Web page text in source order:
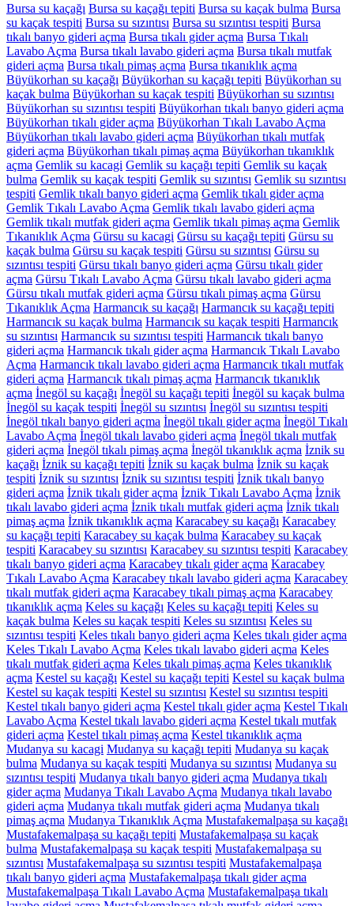
Bursa su kaçağı Bursa su kaçağı tepiti Bursa su kaçak bulma Bursa
su kaçak tespiti Bursa su sızıntısı Bursa su sızıntısı tespiti Bursa
tıkalı banyo gideri açma Bursa tıkalı gider açma Bursa Tıkalı
Lavabo Açma Bursa tıkalı lavabo gideri açma Bursa tıkalı mutfak
gideri açma Bursa tıkalı pimaş açma Bursa tıkanıklık açma
Büyükorhan su kaçağı Büyükorhan su kaçağı tepiti Büyükorhan su
kaçak bulma Büyükorhan su kaçak tespiti Büyükorhan su sızıntısı
Büyükorhan su sızıntısı tespiti Büyükorhan tıkalı banyo gideri açma
Büyükorhan tıkalı gider açma Büyükorhan Tıkalı Lavabo Açma
Büyükorhan tıkalı lavabo gideri açma Büyükorhan tıkalı mutfak
gideri açma Büyükorhan tıkalı pimaş açma Büyükorhan tıkanıklık
açma Gemlik su kacagi Gemlik su kaçağı tepiti Gemlik su kaçak
bulma Gemlik su kaçak tespiti Gemlik su sızıntısı Gemlik su sızıntısı
tespiti Gemlik tıkalı banyo gideri açma Gemlik tıkalı gider açma
Gemlik Tıkalı Lavabo Açma Gemlik tıkalı lavabo gideri açma
Gemlik tıkalı mutfak gideri açma Gemlik tıkalı pimaş açma Gemlik
Tıkanıklık Açma Gürsu su kacagi Gürsu su kaçağı tepiti Gürsu su
kaçak bulma Gürsu su kaçak tespiti Gürsu su sızıntısı Gürsu su
sızıntısı tespiti Gürsu tıkalı banyo gideri açma Gürsu tıkalı gider
açma Gürsu Tıkalı Lavabo Açma Gürsu tıkalı lavabo gideri açma
Gürsu tıkalı mutfak gideri açma Gürsu tıkalı pimaş açma Gürsu
Tıkanıklık Açma Harmancık su kaçağı Harmancık su kaçağı tepiti
Harmancık su kaçak bulma Harmancık su kaçak tespiti Harmancık
su sızıntısı Harmancık su sızıntısı tespiti Harmancık tıkalı banyo
gideri açma Harmancık tıkalı gider açma Harmancık Tıkalı Lavabo
Açma Harmancık tıkalı lavabo gideri açma Harmancık tıkalı mutfak
gideri açma Harmancık tıkalı pimaş açma Harmancık tıkanıklık
açma İnegöl su kaçağı İnegöl su kaçağı tepiti İnegöl su kaçak bulma
İnegöl su kaçak tespiti İnegöl su sızıntısı İnegöl su sızıntısı tespiti
İnegöl tıkalı banyo gideri açma İnegöl tıkalı gider açma İnegöl Tıkalı
Lavabo Açma İnegöl tıkalı lavabo gideri açma İnegöl tıkalı mutfak
gideri açma İnegöl tıkalı pimaş açma İnegöl tıkanıklık açma İznik su
kaçağı İznik su kaçağı tepiti İznik su kaçak bulma İznik su kaçak
tespiti İznik su sızıntısı İznik su sızıntısı tespiti İznik tıkalı banyo
gideri açma İznik tıkalı gider açma İznik Tıkalı Lavabo Açma İznik
tıkalı lavabo gideri açma İznik tıkalı mutfak gideri açma İznik tıkalı
pimaş açma İznik tıkanıklık açma Karacabey su kaçağı Karacabey
su kaçağı tepiti Karacabey su kaçak bulma Karacabey su kaçak
tespiti Karacabey su sızıntısı Karacabey su sızıntısı tespiti Karacabey
tıkalı banyo gideri açma Karacabey tıkalı gider açma Karacabey
Tıkalı Lavabo Açma Karacabey tıkalı lavabo gideri açma Karacabey
tıkalı mutfak gideri açma Karacabey tıkalı pimaş açma Karacabey
tıkanıklık açma Keles su kaçağı Keles su kaçağı tepiti Keles su
kaçak bulma Keles su kaçak tespiti Keles su sızıntısı Keles su
sızıntısı tespiti Keles tıkalı banyo gideri açma Keles tıkalı gider açma
Keles Tıkalı Lavabo Açma Keles tıkalı lavabo gideri açma Keles
tıkalı mutfak gideri açma Keles tıkalı pimaş açma Keles tıkanıklık
açma Kestel su kaçağı Kestel su kaçağı tepiti Kestel su kaçak bulma
Kestel su kaçak tespiti Kestel su sızıntısı Kestel su sızıntısı tespiti
Kestel tıkalı banyo gideri açma Kestel tıkalı gider açma Kestel Tıkalı
Lavabo Açma Kestel tıkalı lavabo gideri açma Kestel tıkalı mutfak
gideri açma Kestel tıkalı pimaş açma Kestel tıkanıklık açma
Mudanya su kacagi Mudanya su kaçağı tepiti Mudanya su kaçak
bulma Mudanya su kaçak tespiti Mudanya su sızıntısı Mudanya su
sızıntısı tespiti Mudanya tıkalı banyo gideri açma Mudanya tıkalı
gider açma Mudanya Tıkalı Lavabo Açma Mudanya tıkalı lavabo
gideri açma Mudanya tıkalı mutfak gideri açma Mudanya tıkalı
pimaş açma Mudanya Tıkanıklık Açma Mustafakemalpaşa su kaçağı
Mustafakemalpaşa su kaçağı tepiti Mustafakemalpaşa su kaçak
bulma Mustafakemalpaşa su kaçak tespiti Mustafakemalpaşa su
sızıntısı Mustafakemalpaşa su sızıntısı tespiti Mustafakemalpaşa
tıkalı banyo gideri açma Mustafakemalpaşa tıkalı gider açma
Mustafakemalpaşa Tıkalı Lavabo Açma Mustafakemalpaşa tıkalı